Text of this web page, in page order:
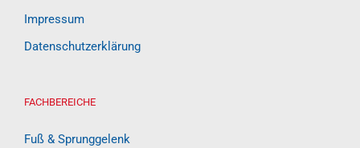
Impressum
Datenschutzerklärung
FACHBEREICHE
Fuß & Sprunggelenk